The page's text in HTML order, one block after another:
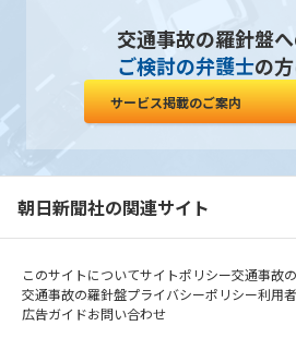
交通事故の羅針盤
ご検討の弁護士の
サービス掲載のご案内
朝日新聞社の関連サイト
このサイトについてサイトポリシー交通事故
交通事故の羅針盤プライバシーポリシー利用
広告ガイドお問い合わせ